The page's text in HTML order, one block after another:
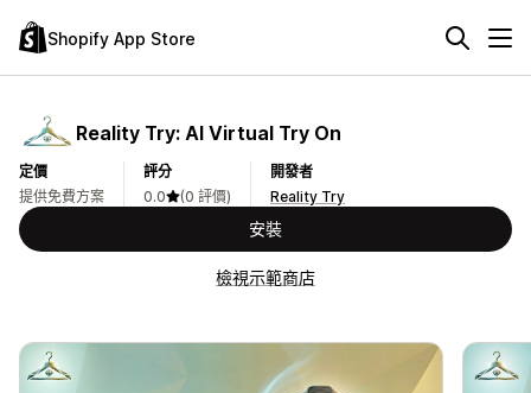
Shopify App Store
Reality Try: AI Virtual Try On
定價
提供免費方案
評分
0.0
(0 評價)
開發者
Reality Try
安裝
檢視示範商店